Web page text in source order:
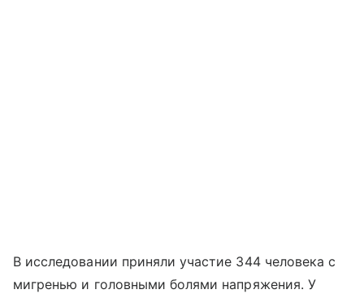
В исследовании приняли участие 344 человека с
мигренью и головными болями напряжения. У